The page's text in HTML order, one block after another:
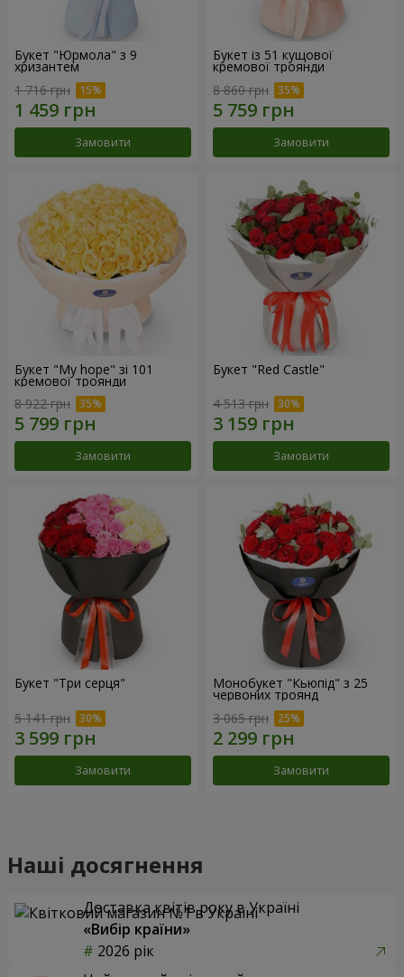
Букет "Юрмола" з 9
хризантем
1 716 грн
Замовити
Букет із 51 кущової
кремової троянди
8 860 грн
Замовити
Букет "My hope" зі 101
кремової троянди
8 922 грн
Замовити
Букет "Red Castle"
4 513 грн
Замовити
Букет "Три серця"
5 141 грн
Замовити
Монобукет "Кьюпід" з 25
червоних троянд
3 065 грн
Замовити
Наші досягнення
Доставка квітів року в Україні
«Вибір країни»
2026 рік